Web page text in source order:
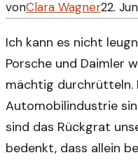
vonClara Wagner22.
Ich kann es nicht
Porsche und Daimler
mächtig durchrütteln.
Automobilindustrie
sind das Rückgrat
bedenkt, dass allein